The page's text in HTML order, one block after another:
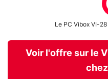
Le PC Vibox VI-
Voir l'offre sur le